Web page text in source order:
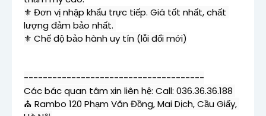
⚜ Đơn vị nhập khẩu trực tiếp. Giá tốt nhất, chất
lượng đảm bảo nhất.
⚜ Chế độ bảo hành uy tín (lỗi đổi mới)
--------------------------------------
Các bác quan tâm xin liên hệ: Call: 036.36.36.188
⛪ Rambo 120 Phạm Văn Đồng, Mai Dịch, Cầu Giấy,